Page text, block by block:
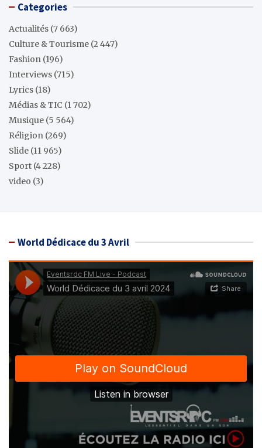
Categories
Actualités (7 663)
Culture & Tourisme (2 447)
Fashion (196)
Interviews (715)
Lyrics (18)
Médias & TIC (1 702)
Musique (5 564)
Réligion (269)
Slide (11 965)
Sport (4 228)
video (3)
World Dédicace du 3 Avril